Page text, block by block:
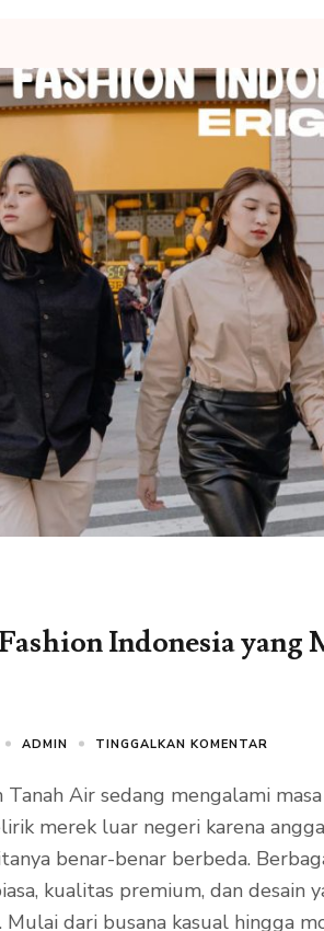
Indonesia
ADMIN TINGGALKAN KOMENTAR
Tanah Air sedang mengalami
merek luar negeri karena
benar-benar berbeda.
kualitas premium, dan desain
Mulai dari busana kasual hingga